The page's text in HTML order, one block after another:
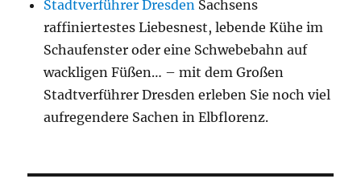
Stadtverführer Dresden Sachsens
raffiniertestes Liebesnest, lebende Kühe im
Schaufenster oder eine Schwebebahn auf
wackligen Füßen… – mit dem Großen
Stadtverführer Dresden erleben Sie noch viel
aufregendere Sachen in Elbflorenz.